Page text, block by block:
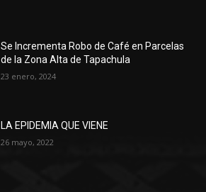
Se Incrementa Robo de Café en Parcelas
de la Zona Alta de Tapachula
23 enero, 2024
LA EPIDEMIA QUE VIENE
26 mayo, 2022